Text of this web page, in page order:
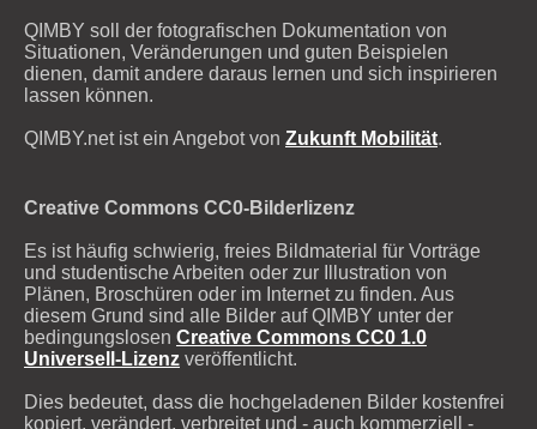
QIMBY soll der fotografischen Dokumentation von
Situationen, Veränderungen und guten Beispielen
dienen, damit andere daraus lernen und sich inspirieren
lassen können.
QIMBY.net ist ein Angebot von Zukunft Mobilität.
Creative Commons CC0-Bilderlizenz
Es ist häufig schwierig, freies Bildmaterial für Vorträge
und studentische Arbeiten oder zur Illustration von
Plänen, Broschüren oder im Internet zu finden. Aus
diesem Grund sind alle Bilder auf QIMBY unter der
bedingungslosen Creative Commons CC0 1.0
Universell-Lizenz veröffentlicht.
Dies bedeutet, dass die hochgeladenen Bilder kostenfrei
kopiert, verändert, verbreitet und - auch kommerziell -